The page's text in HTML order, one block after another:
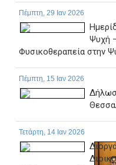
Πέμπτη, 29 Ιαν 2026
Ψυχή
Φυσικοθεραπεία στην
Πέμπτη, 15 Ιαν 2026
Τετάρτη, 14 Ιαν 2026